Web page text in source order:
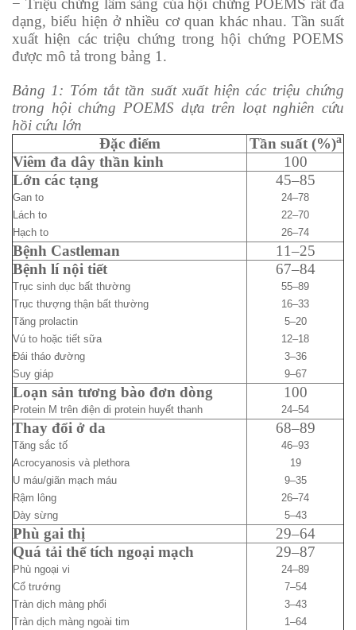
dạng, biểu hiện ở nhiều cơ quan khác nhau. Tần suất
xuất hiện các triệu chứng trong hội chứng POEMS
được mô tả trong bảng 1.
Bảng 1: Tóm tắt tần suất xuất hiện các triệu chứng
trong hội chứng POEMS dựa trên loạt nghiên cứu
hồi cứu lớn
Đặc điểm
Tần suất (%)a
Viêm đa dây thần kinh
100
Lớn các tạng
Gan to
Lách to
Hạch to
45–85
24–78
22–70
26–74
Bệnh Castleman
11–25
Bệnh lí nội tiết
Trục sinh dục bất thường
Trục thượng thận bất thường
Tăng prolactin
Vú to hoặc tiết sữa
Đái tháo đường
Suy giáp
67­–84
55–89
16–33
5–20
12–18
3–36
9–67
Loạn sản tương bào đơn dòng
Protein M trên điện di protein huyết thanh
100
24–54
Thay đổi ở da
Tăng sắc tố
Acrocyanosis và plethora
U máu/giãn mạch máu
Rậm lông
Dày sừng
68–89
46–93
19
9–35
26–74
5–43
Phù gai thị
29–64
Quá tải thể tích ngoại mạch
Phù ngoại vi
Cổ trướng
Tràn dịch màng phổi
Tràn dịch màng ngoài tim
29–87
24–89
7–54
3–43
1–64